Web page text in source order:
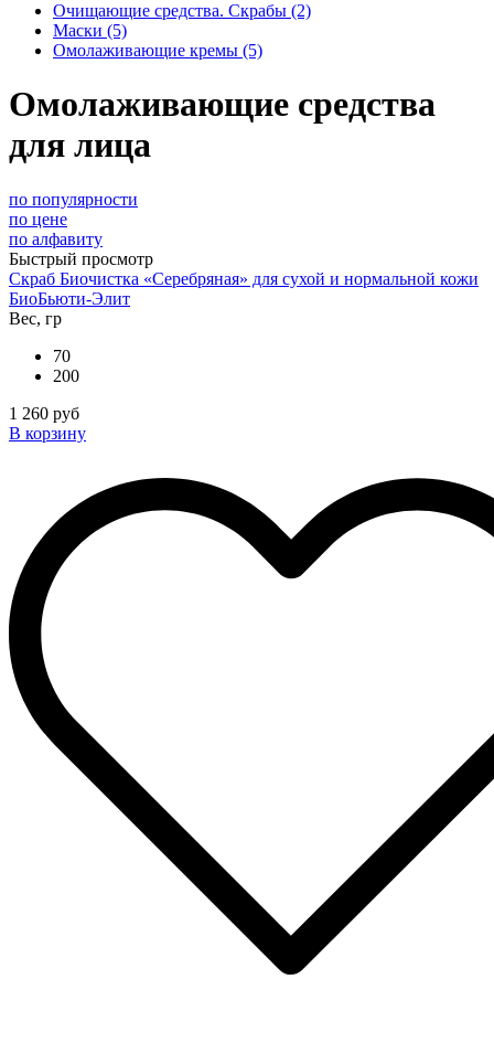
Очищающие средства. Скрабы (2)
Маски (5)
Омолаживающие кремы (5)
Омолаживающие средства
для лица
по популярности
по цене
по алфавиту
Быстрый просмотр
Скраб Биочистка «Серебряная» для сухой и нормальной кожи
БиоБьюти-Элит
Вес, гр
70
200
1 260 руб
В корзину